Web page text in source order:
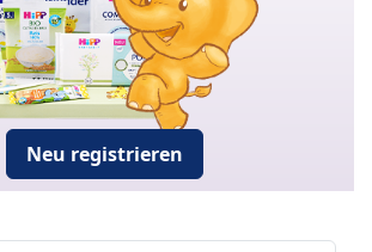
Neu registrieren